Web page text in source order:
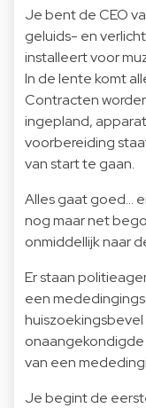
Je bent de CEO
geluids- en
installeert voor
In de lente komt
Contracten
ingepland,
voorbereiding
van start te gaan.
Alles gaat goed...
nog maar net
onmiddellijk naar
Er staan
een
van een
Je begint de